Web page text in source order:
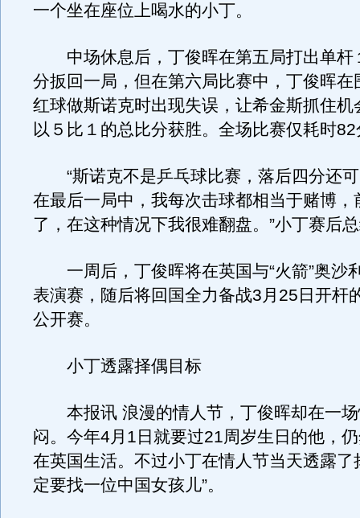
一个坐在座位上喝水的小丁。
中场休息后，丁俊晖在第五局打出单杆
分扳回一局，但在第六局比赛中，丁俊晖在
红球做斯诺克时出现失误，让希金斯抓住机
以５比１的总比分获胜。全场比赛仅耗时
“斯诺克不是乒乓球比赛，落后四分还可
在最后一局中，我每次击球都相当于赌博，
了，在这种情况下我很难翻盘。”小丁赛后
一周后，丁俊晖将在英国与“火箭”奥沙
表演赛，随后将回国全力备战3月25日开杆
公开赛。
小丁透露择偶目标
本报讯 浪漫的情人节，丁俊晖却在一场
闷。今年4月1日就要过21周岁生日的他，
在英国生活。不过小丁在情人节当天透露了
定要找一位中国女孩儿”。